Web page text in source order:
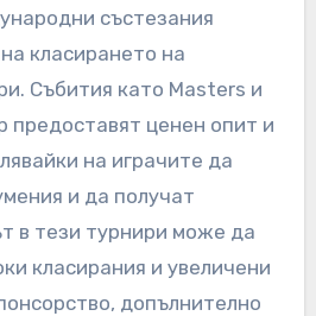
състезания
класирането на
Събития като Masters и
предоставят ценен опит и
на играчите да
и да получат
в тези турнири може да
класирания и увеличени
допълнително